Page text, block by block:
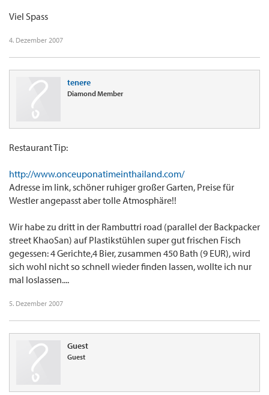
Viel Spass
4. Dezember 2007
tenere
Diamond Member
Restaurant Tip:
http://www.onceuponatimeinthailand.com/
Adresse im link, schöner ruhiger großer Garten, Preise für
Westler angepasst aber tolle Atmosphäre!!
Wir habe zu dritt in der Rambuttri road (parallel der Backpacker
street KhaoSan) auf Plastikstühlen super gut frischen Fisch
gegessen: 4 Gerichte,4 Bier, zusammen 450 Bath (9 EUR), wird
sich wohl nicht so schnell wieder finden lassen, wollte ich nur
mal loslassen....
5. Dezember 2007
Guest
Guest